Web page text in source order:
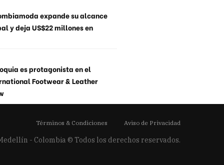
expande su alcance
y deja US$22 millones en
es protagonista en el
Footwear & Leather
Términos & Condiciones Aviso de Privacidad